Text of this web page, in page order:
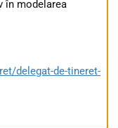
în modelarea
delegat-de-tineret-